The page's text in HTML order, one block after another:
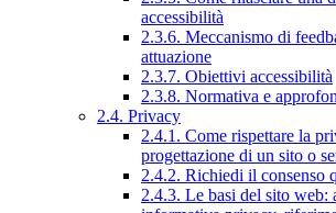
accessibilità
2.3.6. Meccanismo di
attuazione
2.3.7. Obiettivi accessibilità
2.3.8. Normativa e
2.4. Privacy
2.4.1. Come rispettare la
progettazione di un sito o
2.4.2. Richiedi il consenso
2.4.3. Le basi del sito web: